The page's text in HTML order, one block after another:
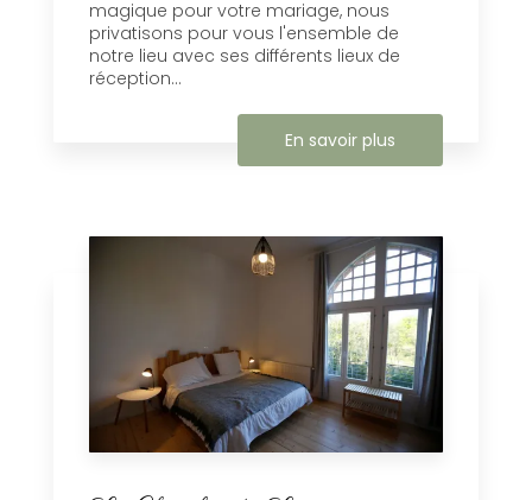
magique pour votre mariage, nous
privatisons pour vous l'ensemble de
notre lieu avec ses différents lieux de
réception...
En savoir plus